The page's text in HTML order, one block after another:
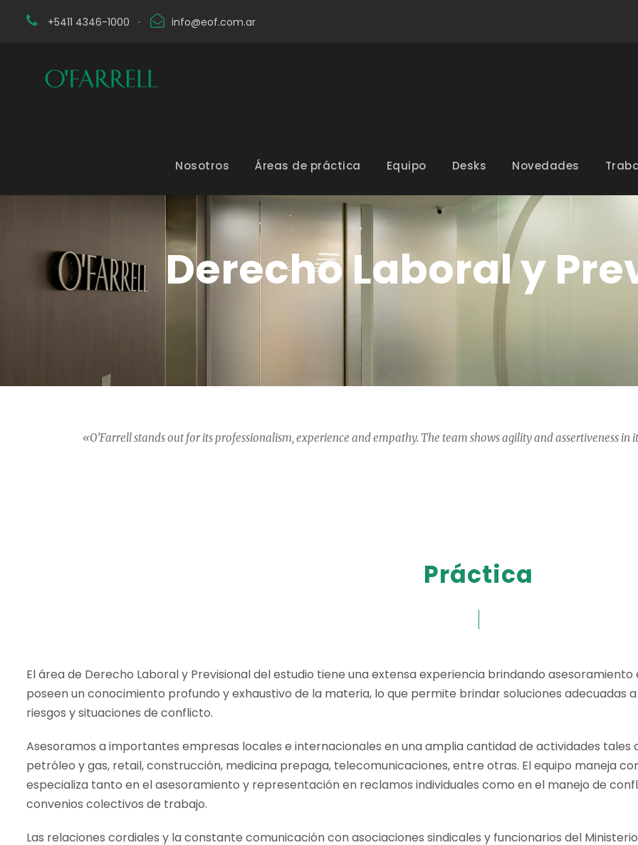
+5411 4346-1000 · info@eof.com.ar
Nosotros Áreas de práctica Equipo Desks Novedades
Derecho Laboral y
«O’Farrell stands out for its professionalism, experience and empathy. The team shows agility and assertiveness
Práctica
El área de Derecho Laboral y Previsional del estudio tiene una extensa experiencia brindando
poseen un conocimiento profundo y exhaustivo de la materia, lo que permite brindar soluciones adecuadas
riesgos y situaciones de conflicto.
Asesoramos a importantes empresas locales e internacionales en una amplia cantidad de actividades
petróleo y gas, retail, construcción, medicina prepaga, telecomunicaciones, entre otras. El equipo maneja
especializa tanto en el asesoramiento y representación en reclamos individuales como en el manejo de
convenios colectivos de trabajo.
Las relaciones cordiales y la constante comunicación con asociaciones sindicales y funcionarios del